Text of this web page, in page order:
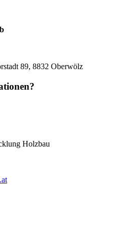
89, 8832 Oberwölz
Holzbau